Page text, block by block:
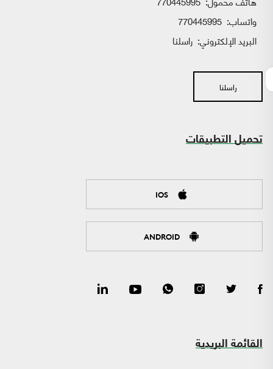
واتساب:
البريد الإلكتروني: راسلنا
راسلنا
تحميل التطبيقات
IOS
ANDROID
القائمة البريدية